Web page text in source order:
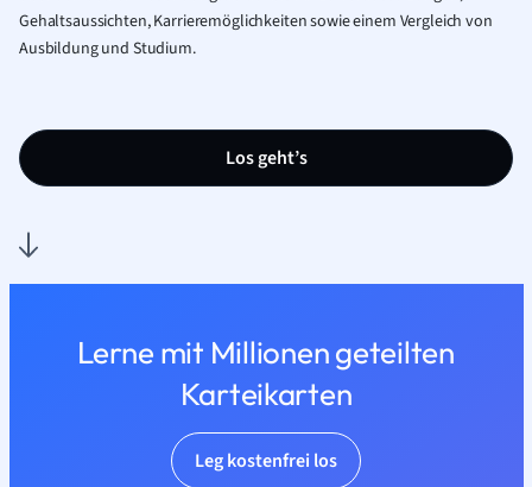
Gehaltsaussichten, Karrieremöglichkeiten sowie einem Vergleich von
Ausbildung und Studium.
Los geht’s
Lerne mit Millionen geteilten
Karteikarten
Leg kostenfrei los